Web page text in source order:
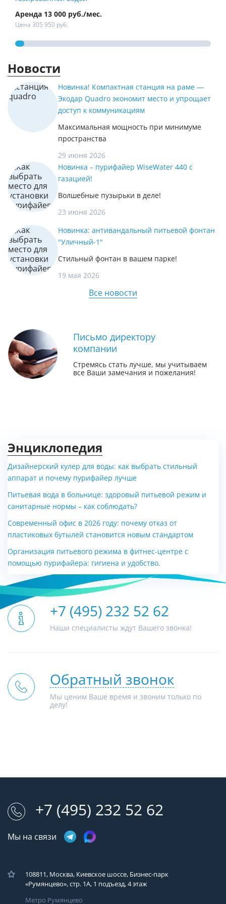
Аренда 13 000 руб./мес.
Цена 305 950 руб.
Новости
Новинка! Компактная станция на раме —
Экодар Quadro экономит место и упрощает
доступ к коммуникациям
Максимальная мощность при минимуме
пространства
29 июня 2026
Новинка – пурифайер WiseWater 440 с
газацией!
Волшебные пузырьки в деле!
23 июня 2026
Новинка: антивандальный питьевой фонтан
"Уличный-1"
Стильный фонтан в вашем парке!
19 мая 2026
Все новости
Письмо директору
компании
Стремясь стать лучше, мы учитываем
все Ваши замечания и пожелания!
Энциклопедия
Дизайнерский кулер для воды: как выбрать стильный
аппарат и почему пурифайер лучше
Питьевая вода в больнице: здоровый питьевой режим и
санитарные нормы – как соблюдать?
Современный офис в 2026 году: почему отказ от
пластиковых бутылей становится новым стандартом
Организация питьевого режима в фитнес-центре с
помощью пурифайера: гигиена и удобство.
+7 (495) 232 52 62
Наши специалисты ждут Вашего звонка!
Обратный звонок
Мы ценим Ваше время и звоним только по
делу!
+7 (495) 232 52 62
Мы на связи
108811, Москва, Киевское шоссе, Бизнес-парк
«Румянцево», стр. 1А, 1 подъезд, 4 этаж
Метро Румянцево